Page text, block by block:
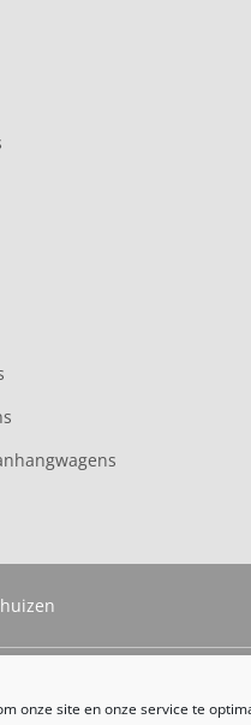
onze site en onze service te